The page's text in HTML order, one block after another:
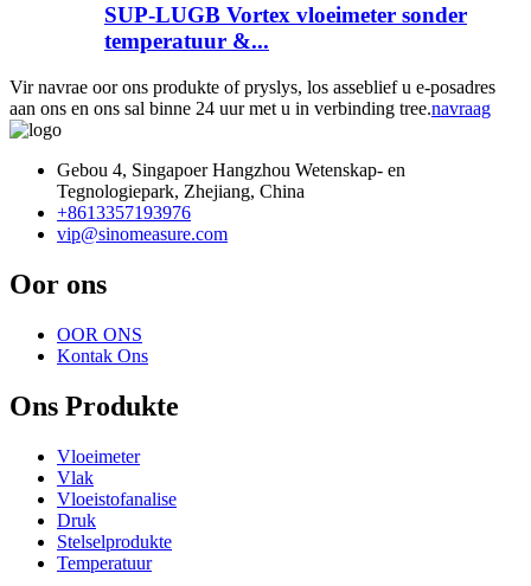
SUP-LUGB Vortex vloeimeter sonder
temperatuur &...
Vir navrae oor ons produkte of pryslys, los asseblief u e-posadres
aan ons en ons sal binne 24 uur met u in verbinding tree.navraag
Gebou 4, Singapoer Hangzhou Wetenskap- en
Tegnologiepark, Zhejiang, China
+8613357193976
vip@sinomeasure.com
Oor ons
OOR ONS
Kontak Ons
Ons Produkte
Vloeimeter
Vlak
Vloeistofanalise
Druk
Stelselprodukte
Temperatuur